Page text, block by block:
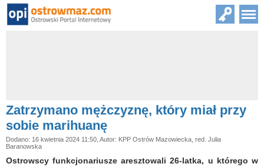
Zatrzymano mężczyznę, który miał przy
sobie marihuanę
Dodano: 16 kwietnia 2024 11:50, Autor: KPP Ostrów Mazowiecka, red. Julia
Baranowska
Ostrowscy funkcjonariusze aresztowali 26-latka, u którego w